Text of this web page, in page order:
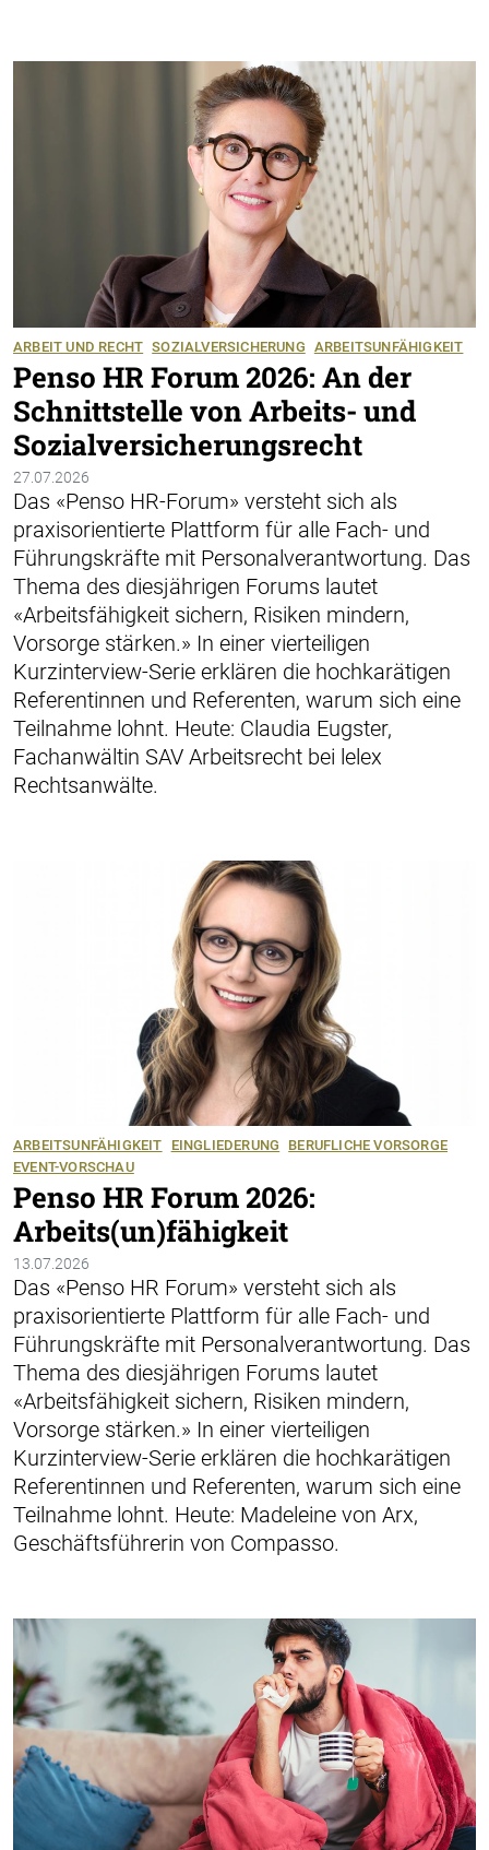
ARBEIT UND RECHT SOZIALVERSICHERUNG ARBEITSUNFÄHIGKEIT
Penso HR Forum 2026: An der
Schnittstelle von Arbeits- und
Sozialversicherungsrecht
27.07.2026
Das «Penso HR-Forum» versteht sich als
praxisorientierte Plattform für alle Fach- und
Führungskräfte mit Personalverantwortung. Das
Thema des diesjährigen Forums lautet
«Arbeitsfähigkeit sichern, Risiken mindern,
Vorsorge stärken.» In einer vierteiligen
Kurzinterview-Serie erklären die hochkarätigen
Referentinnen und Referenten, warum sich eine
Teilnahme lohnt. Heute: Claudia Eugster,
Fachanwältin SAV Arbeitsrecht bei lelex
Rechtsanwälte.
ARBEITSUNFÄHIGKEIT EINGLIEDERUNG
BERUFLICHE VORSORGE
EVENT-VORSCHAU
Penso HR Forum 2026:
Arbeits(un)fähigkeit
13.07.2026
Das «Penso HR Forum» versteht sich als
praxisorientierte Plattform für alle Fach- und
Führungskräfte mit Personalverantwortung. Das
Thema des diesjährigen Forums lautet
«Arbeitsfähigkeit sichern, Risiken mindern,
Vorsorge stärken.» In einer vierteiligen
Kurzinterview-Serie erklären die hochkarätigen
Referentinnen und Referenten, warum sich eine
Teilnahme lohnt. Heute: Madeleine von Arx,
Geschäftsführerin von Compasso.